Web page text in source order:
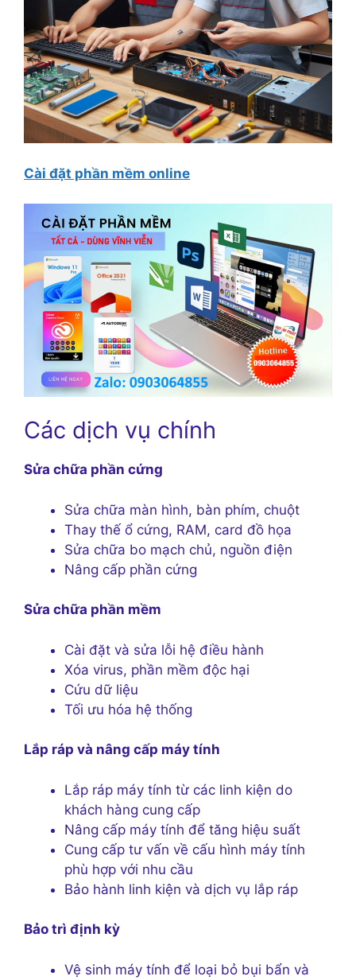
Cài đặt phần mềm online
Các dịch vụ chính
Sửa chữa phần cứng
Sửa chữa màn hình, bàn phím, chuột
Thay thế ổ cứng, RAM, card đồ họa
Sửa chữa bo mạch chủ, nguồn điện
Nâng cấp phần cứng
Sửa chữa phần mềm
Cài đặt và sửa lỗi hệ điều hành
Xóa virus, phần mềm độc hại
Cứu dữ liệu
Tối ưu hóa hệ thống
Lắp ráp và nâng cấp máy tính
Lắp ráp máy tính từ các linh kiện do
khách hàng cung cấp
Nâng cấp máy tính để tăng hiệu suất
Cung cấp tư vấn về cấu hình máy tính
phù hợp với nhu cầu
Bảo hành linh kiện và dịch vụ lắp ráp
Bảo trì định kỳ
Vệ sinh máy tính để loại bỏ bụi bẩn và